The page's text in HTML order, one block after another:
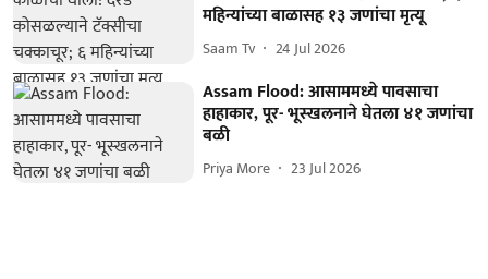
महिन्यांच्या बाळासह १३ जणांचा मृत्यू
Saam Tv 24 Jul 2026
Assam Flood: आसाममध्ये पावसाचा
हाहाकार, पूर- भूस्खलनाने घेतला ४१ जणांचा
बळी
Priya More 23 Jul 2026